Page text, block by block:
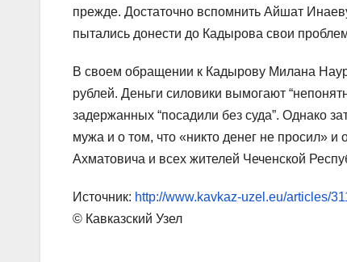
прежде. Достаточно вспомнить Айшат
пытались донести до Кадырова свои
В своем обращении к Кадырову Милана
рублей. Деньги силовики вымогают
задержанных “посадили без суда”. Однако
мужа и о том, что «никто денег не просил»
Ахматовича и всех жителей Чеченской
Источник: http://www.kavkaz-uzel.eu/articles/
© Кавказский Узел